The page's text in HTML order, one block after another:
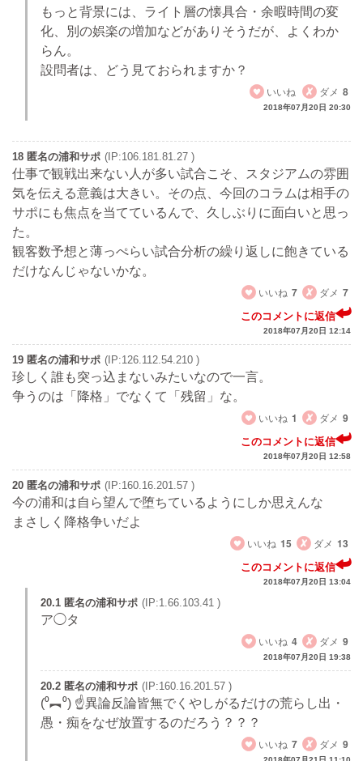
もっと背景には、ライト層の懐具合・余暇時間の変
化、別の娯楽の増加などがありそうだが、よくわか
らん。
設問者は、どう見ておられますか？
いいね
ダメ 8
2018年07月20日 20:30
18 匿名の浦和サポ (IP:106.181.81.27 )
仕事で観戦出来ない人が多い試合こそ、スタジアムの雰囲
気を伝える意義は大きい。その点、今回のコラムは相手の
サポにも焦点を当てているんで、久しぶりに面白いと思っ
た。
観客数予想と薄っぺらい試合分析の繰り返しに飽きている
だけなんじゃないかな。
いいね 7 ダメ 7
このコメントに返信
2018年07月20日 12:14
19 匿名の浦和サポ (IP:126.112.54.210 )
珍しく誰も突っ込まないみたいなので一言。
争うのは「降格」でなくて「残留」な。
いいね 1 ダメ 9
このコメントに返信
2018年07月20日 12:58
20 匿名の浦和サポ (IP:160.16.201.57 )
今の浦和は自ら望んで堕ちているようにしか思えんな
まさしく降格争いだよ
いいね 15 ダメ 13
このコメントに返信
2018年07月20日 13:04
20.1 匿名の浦和サポ (IP:1.66.103.41 )
ア◯タ
いいね 4 ダメ 9
2018年07月20日 19:38
20.2 匿名の浦和サポ (IP:160.16.201.57 )
(⁰︻⁰) ☝異論反論皆無でくやしがるだけの荒らし出・
愚・痴をなぜ放置するのだろう？？？
いいね 7 ダメ 9